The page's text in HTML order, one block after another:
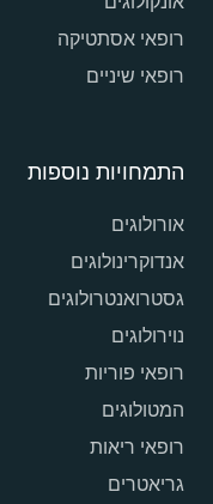
רופאי אסתטיקה
רופאי שיניים
התמחויות נוספות
אורולוגים
אנדוקרינולוגים
גסטרואנטרולוגים
נוירולוגים
רופאי פוריות
המטולוגים
רופאי ריאות
גריאטרים